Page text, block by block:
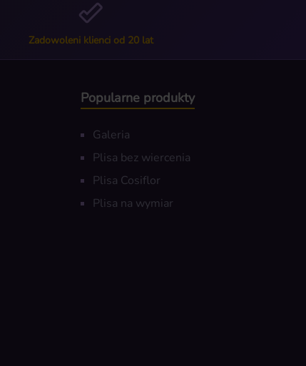
Zadowoleni klienci od 20 lat
Popularne produkty
Galeria
Plisa bez wiercenia
Plisa Cosiflor
Plisa na wymiar